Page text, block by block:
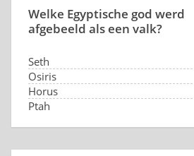
Welke Egyptische god werd
afgebeeld als een valk?
Seth
Osiris
Horus
Ptah